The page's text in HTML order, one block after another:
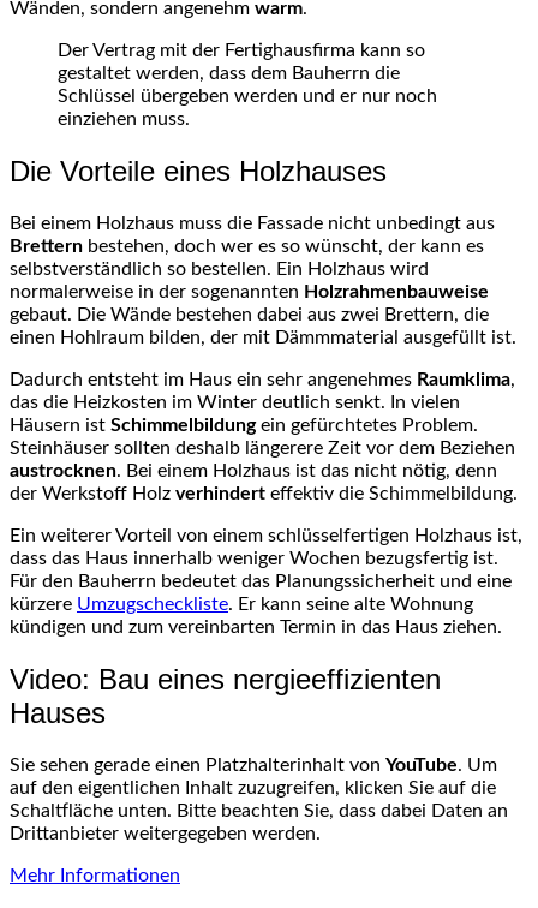
Wänden, sondern angenehm warm.
Der Vertrag mit der Fertighausfirma kann so
gestaltet werden, dass dem Bauherrn die
Schlüssel übergeben werden und er nur noch
einziehen muss.
Die Vorteile eines Holzhauses
Bei einem Holzhaus muss die Fassade nicht unbedingt aus
Brettern bestehen, doch wer es so wünscht, der kann es
selbstverständlich so bestellen. Ein Holzhaus wird
normalerweise in der sogenannten Holzrahmenbauweise
gebaut. Die Wände bestehen dabei aus zwei Brettern, die
einen Hohlraum bilden, der mit Dämmmaterial ausgefüllt ist.
Dadurch entsteht im Haus ein sehr angenehmes Raumklima,
das die Heizkosten im Winter deutlich senkt. In vielen
Häusern ist Schimmelbildungein gefürchtetes Problem.
Steinhäuser sollten deshalb längerere Zeit vor dem Beziehen
austrocknen. Bei einem Holzhaus ist das nicht nötig, denn
der Werkstoff Holz verhindert effektiv die Schimmelbildung.
Ein weiterer Vorteil von einem schlüsselfertigen Holzhaus ist,
dass das Haus innerhalb weniger Wochen bezugsfertig ist.
Für den Bauherrn bedeutet das Planungssicherheit und eine
kürzere Umzugscheckliste. Er kann seine alte Wohnung
kündigen und zum vereinbarten Termin in das Haus ziehen.
Video: Bau eines nergieeffizienten
Hauses
Sie sehen gerade einen Platzhalterinhalt von YouTube. Um
auf den eigentlichen Inhalt zuzugreifen, klicken Sie auf die
Schaltfläche unten. Bitte beachten Sie, dass dabei Daten an
Drittanbieter weitergegeben werden.
Mehr Informationen